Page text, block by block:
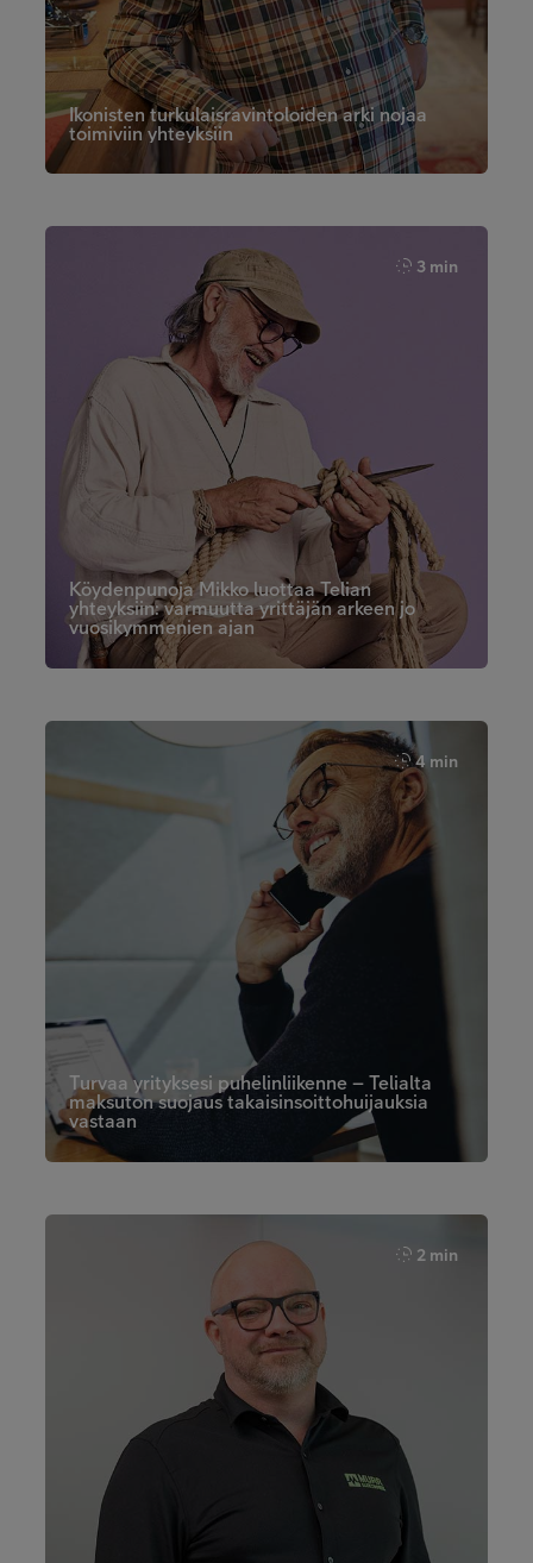
Ikonisten turkulaisravintoloiden arki nojaa
toimiviin yhteyksiin
3 min
Köydenpunoja Mikko luottaa Telian
yhteyksiin: varmuutta yrittäjän arkeen jo
vuosikymmenien ajan
4 min
Turvaa yrityksesi puhelinliikenne – Telialta
maksuton suojaus takaisinsoittohuijauksia
vastaan
2 min